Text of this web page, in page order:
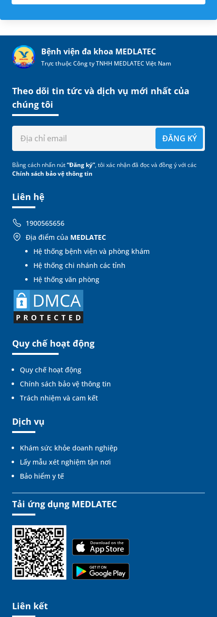
Bệnh viện đa khoa MEDLATEC
Trực thuộc Công ty TNHH MEDLATEC Việt Nam
Liên hệ
1900565656
Địa điểm của MEDLATEC
Hệ thống bệnh viện và phòng khám
Hệ thống chi nhánh các tỉnh
Hệ thống văn phòng
Quy chế hoạt động
Quy chế hoạt động
Chính sách bảo vệ thông tin
Trách nhiệm và cam kết
Dịch vụ
Khám sức khỏe doanh nghiệp
Lấy mẫu xét nghiệm tận nơi
Bảo hiểm y tế
Theo dõi tin tức và dịch vụ mới nhất của
chúng tôi
ĐĂNG KÝ
Bằng cách nhấn nút“Đăng ký”, tôi xác nhận đã đọc và đồng ý với các
Chính sách bảo vệ thông tin
Tải ứng dụng MEDLATEC
Liên kết